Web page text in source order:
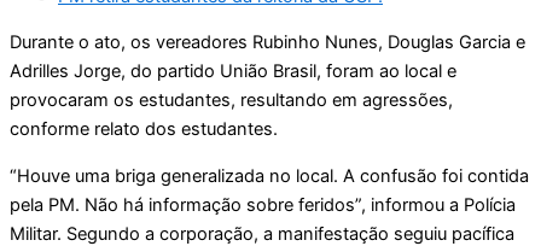
Durante o ato, os vereadores Rubinho Nunes, Douglas Garcia e
Adrilles Jorge, do partido União Brasil, foram ao local e
provocaram os estudantes, resultando em agressões,
conforme relato dos estudantes.
“Houve uma briga generalizada no local. A confusão foi contida
pela PM. Não há informação sobre feridos”, informou a Polícia
Militar. Segundo a corporação, a manifestação seguiu pacífica